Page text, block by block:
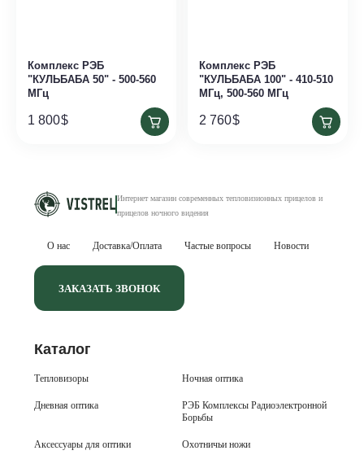
Комплекс РЭБ
"КУЛЬБАБА 50" - 500-560
МГц
1 800$
Комплекс РЭБ
"КУЛЬБАБА 100" - 410-510
МГц, 500-560 МГц
2 760$
Интернет магазин современных тепловизионныхприцелов и
прицелов ночного видения
О нас Доставка/Оплата Частые вопросы Новости
ЗАКАЗАТЬ ЗВОНОК
Каталог
Тепловизоры Ночная оптика
Дневная оптика
РЭБ Комплексы Радиоэлектронной
Борьбы
Аксессуары для оптики Охотничьи ножи